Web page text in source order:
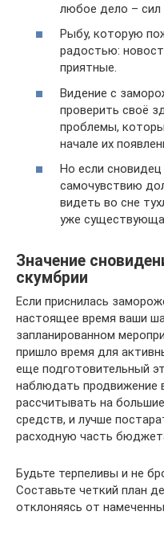
любое дело – сил
Рыбу, которую
радостью:
приятные.
Видение с
проверить своё
проблемы,
начале их
Но если
самочувствию
видеть во сне
уже
Значение
скумбрии
Если приснилась
настоящее время ваши
запланированном
пришло время для
еще подготовительный
наблюдать продвижение
рассчитывать на
средств, и лучше
расходную часть
Будьте терпеливы и не
Составьте четкий план
отклоняясь от